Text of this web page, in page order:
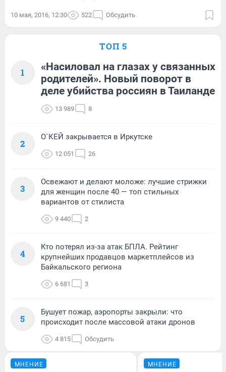
10 мая, 2016, 12:30 522 Обсудить
ТОП 5
1
«Насиловал на глазах у связанных
родителей». Новый поворот в
деле убийства россиян в Таиланде
13 989 8
2
О`КЕЙ закрывается в Иркутске
12 051 26
3
Освежают и делают моложе: лучшие стрижки
для женщин после 40 — топ стильных
вариантов от стилиста
9 440 2
4
Кто потерял из-за атак БПЛА. Рейтинг
крупнейших продавцов маркетплейсов из
Байкальского региона
6 681 3
5
Бушует пожар, аэропорты закрыли: что
происходит после массовой атаки дронов
4 815 Обсудить
МНЕНИЕ МНЕНИЕ